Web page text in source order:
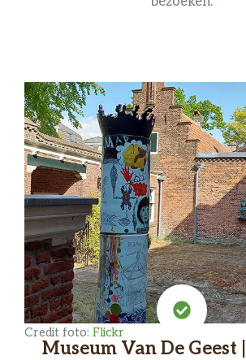
Credit foto: Flickr
Museum Van De Geest